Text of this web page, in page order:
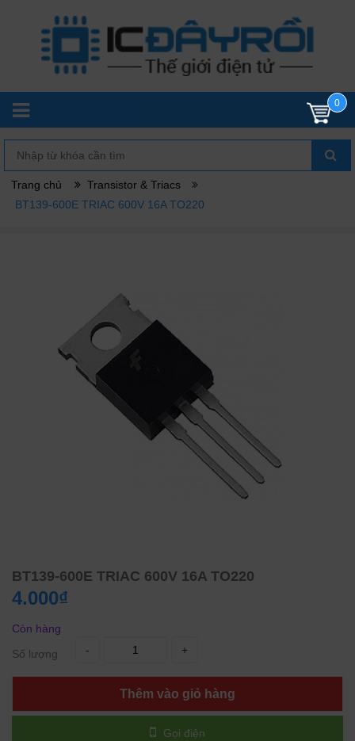
0
Trang chủ
Transistor & Triacs
BT139-600E TRIAC 600V 16A TO220
BT139-600E TRIAC 600V 16A TO220
4.000₫
Còn hàng
Số lượng
- +
Thêm vào giỏ hàng
Gọi điện